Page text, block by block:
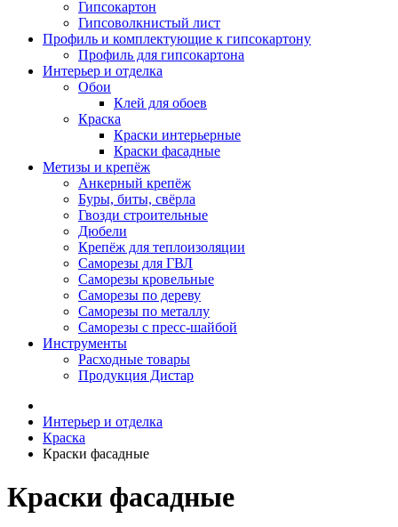
Гипсокартон
Гипсоволкнистый лист
Профиль и комплектующие к гипсокартону
Профиль для гипсокартона
Интерьер и отделка
Обои
Клей для обоев
Краска
Краски интерьерные
Краски фасадные
Метизы и крепёж
Анкерный крепёж
Буры, биты, свёрла
Гвозди строительные
Дюбели
Крепёж для теплоизоляции
Саморезы для ГВЛ
Саморезы кровельные
Саморезы по дереву
Саморезы по металлу
Саморезы с пресс-шайбой
Инструменты
Расходные товары
Продукция Дистар
Интерьер и отделка
Краска
Краски фасадные
Краски фасадные